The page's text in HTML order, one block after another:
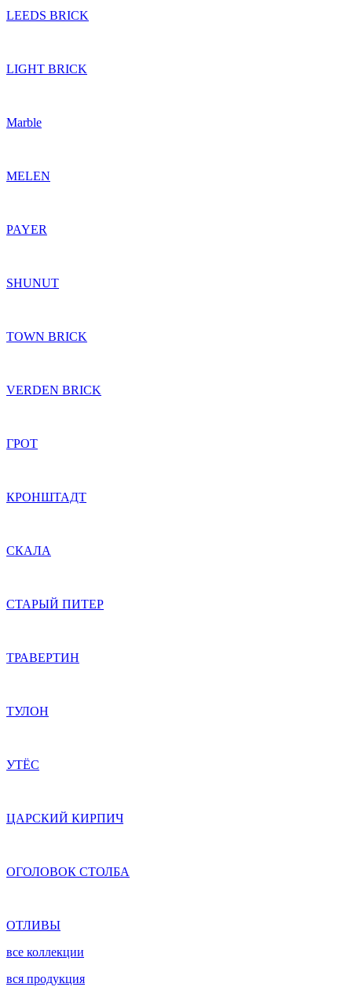
LEEDS BRICK
LIGHT BRICK
Marble
MELEN
PAYER
SHUNUT
TOWN BRICK
VERDEN BRICK
ГРОТ
КРОНШТАДТ
СКАЛА
СТАРЫЙ ПИТЕР
ТРАВЕРТИН
ТУЛОН
УТЁС
ЦАРСКИЙ КИРПИЧ
ОГОЛОВОК СТОЛБА
ОТЛИВЫ
все коллекции
вся продукция